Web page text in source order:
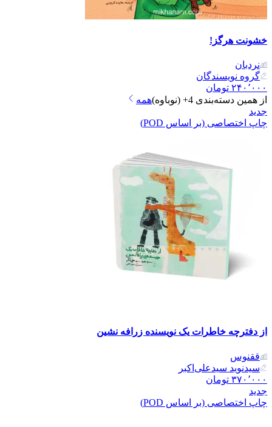
خشونت هرگز!
نردبان
گروه نویسندگان
۲۴۰٬۰۰۰ تومان
از همین دسته‌بندی 4+ (نوباوه)
همه
جدید
چاپ اختصاصی (بر اساس POD)
از دفترچه خاطرات یک نویسنده زرافه نشین
ققنوس
سیدنوید سیدعلی‌اکبر
۳۷۰٬۰۰۰ تومان
جدید
چاپ اختصاصی (بر اساس POD)